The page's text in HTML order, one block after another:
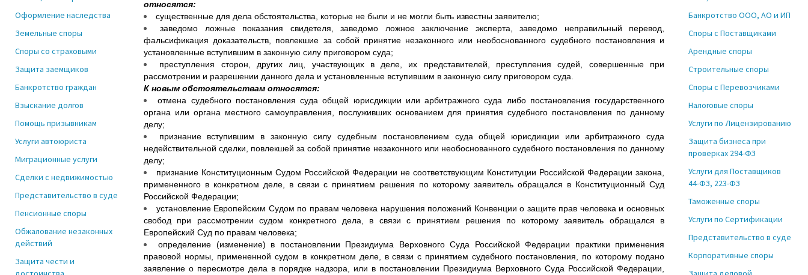
Оформление наследства
Земельные споры
Споры со страховыми
Защита заемщиков
Банкротство граждан
Взыскание долгов
Помощь призывникам
Услуги автоюриста
Миграционные услуги
Сделки с недвижимостью
Представительство в суде
Пенсионные споры
Обжалование незаконных
действий
Защита чести и
относятся:
существенные для дела обстоятельства, которые не были и не могли быть известны заявителю;
заведомо ложные показания свидетеля, заведомо ложное заключение эксперта, заведомо неправильный перевод,
фальсификация доказательств, повлекшие за собой принятие незаконного или необоснованного судебного постановления и
установленные вступившим в законную силу приговором суда;
преступления сторон, других лиц, участвующих в деле, их представителей, преступления судей, совершенные при
рассмотрении и разрешении данного дела и установленные вступившим в законную силу приговором суда.
К новым обстоятельствам относятся:
отмена судебного постановления суда общей юрисдикции или арбитражного суда либо постановления государственного
органа или органа местного самоуправления, послуживших основанием для принятия судебного постановления по данному
делу;
признание вступившим в законную силу судебным постановлением суда общей юрисдикции или арбитражного суда
недействительной сделки, повлекшей за собой принятие незаконного или необоснованного судебного постановления по данному
делу;
признание Конституционным Судом Российской Федерации не соответствующим Конституции Российской Федерации закона,
примененного в конкретном деле, в связи с принятием решения по которому заявитель обращался в Конституционный Суд
Российской Федерации;
установление Европейским Судом по правам человека нарушения положений Конвенции о защите прав человека и основных
свобод при рассмотрении судом конкретного дела, в связи с принятием решения по которому заявитель обращался в
Европейский Суд по правам человека;
определение (изменение) в постановлении Президиума Верховного Суда Российской Федерации практики применения
правовой нормы, примененной судом в конкретном деле, в связи с принятием судебного постановления, по которому подано
заявление о пересмотре дела в порядке надзора, или в постановлении Президиума Верховного Суда Российской Федерации,
Банкротство ООО, АО и ИП
Споры с Поставщиками
Арендные споры
Строительные споры
Споры с Перевозчиками
Налоговые споры
Услуги по Лицензированию
Защита бизнеса при
проверках 294-ФЗ
Услуги для Поставщиков
44-ФЗ, 223-ФЗ
Таможенные споры
Услуги по Сертификации
Представительство в суде
Корпоративные споры